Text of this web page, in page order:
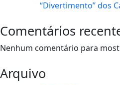
“Divertimento” dos
Comentários
Nenhum comentário para
Arquivo